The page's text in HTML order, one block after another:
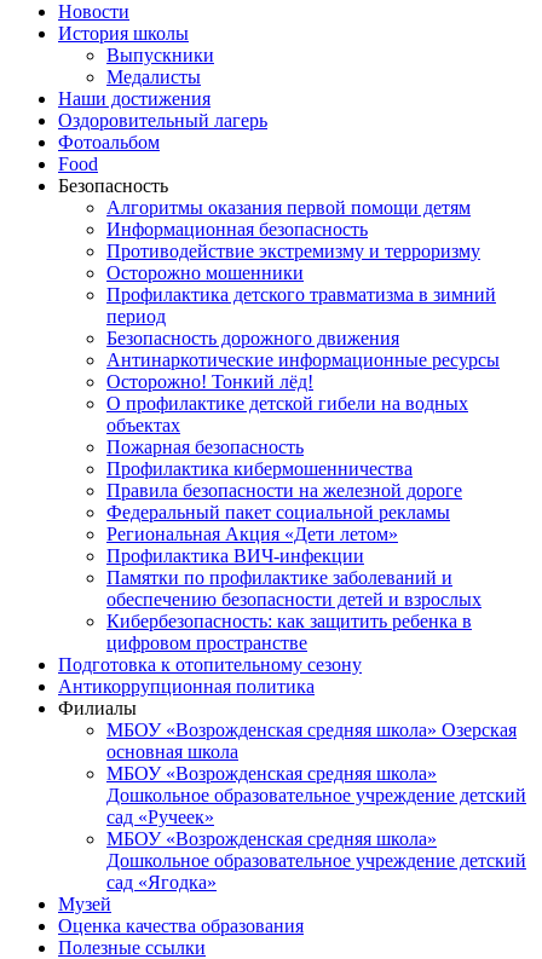
Новости
История школы
Выпускники
Медалисты
Наши достижения
Оздоровительный лагерь
Фотоальбом
Food
Безопасность
Алгоритмы оказания первой помощи детям
Информационная безопасность
Противодействие экстремизму и терроризму
Осторожно мошенники
Профилактика детского травматизма в зимний
период
Безопасность дорожного движения
Антинаркотические информационные ресурсы
Осторожно! Тонкий лёд!
О профилактике детской гибели на водных
объектах
Пожарная безопасность
Профилактика кибермошенничества
Правила безопасности на железной дороге
Федеральный пакет социальной рекламы
Региональная Акция «Дети летом»
Профилактика ВИЧ-инфекции
Памятки по профилактике заболеваний и
обеспечению безопасности детей и взрослых
Кибербезопасность: как защитить ребенка в
цифровом пространстве
Подготовка к отопительному сезону
Антикоррупционная политика
Филиалы
МБОУ «Возрожденская средняя школа» Озерская
основная школа
МБОУ «Возрожденская средняя школа»
Дошкольное образовательное учреждение детский
сад «Ручеек»
МБОУ «Возрожденская средняя школа»
Дошкольное образовательное учреждение детский
сад «Ягодка»
Музей
Оценка качества образования
Полезные ссылки